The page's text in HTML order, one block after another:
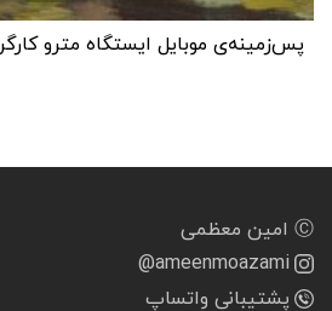
پس‌زمینه‌ی موبایل ایستگاه مترو کارگر
Ⓒ امین معظمی
@ameenmoazami
پشتیبانی واتساپ